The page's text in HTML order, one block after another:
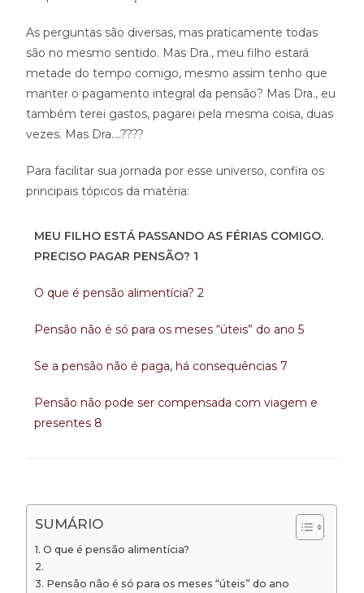
As perguntas são diversas, mas praticamente todas
são no mesmo sentido. Mas Dra., meu filho estará
metade do tempo comigo, mesmo assim tenho que
manter o pagamento integral da pensão? Mas Dra., eu
também terei gastos, pagarei pela mesma coisa, duas
vezes. Mas Dra….????
Para facilitar sua jornada por esse universo, confira os
principais tópicos da matéria:
MEU FILHO ESTÁ PASSANDO AS FÉRIAS COMIGO.
PRECISO PAGAR PENSÃO? 1
O que é pensão alimentícia? 2
Pensão não é só para os meses “úteis” do ano 5
Se a pensão não é paga, há consequências 7
Pensão não pode ser compensada com viagem e
presentes 8
SUMÁRIO
O que é pensão alimentícia?
Pensão não é só para os meses “úteis” do ano